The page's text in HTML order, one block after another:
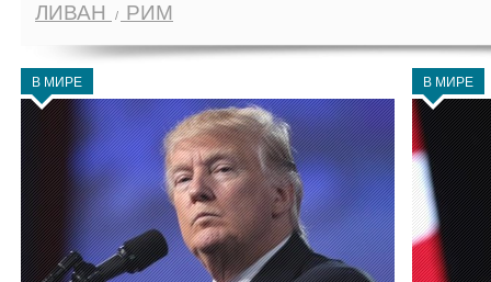
ЛИВАН РИМ
В МИРЕ В МИРЕ